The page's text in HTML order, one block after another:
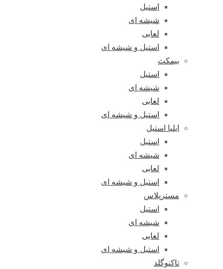
استیل
شیشه ای
لعابی
استیل و شیشه ای
بیمکث
استیل
شیشه ای
لعابی
استیل و شیشه ای
ایلیا استیل
استیل
شیشه ای
لعابی
استیل و شیشه ای
مسترپلاس
استیل
شیشه ای
لعابی
استیل و شیشه ای
تاکنوگلد